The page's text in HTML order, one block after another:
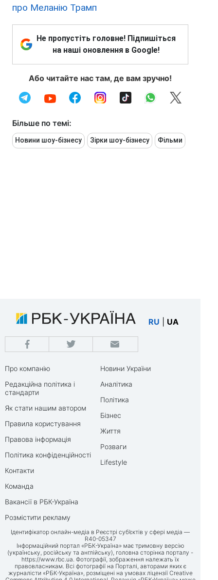
про Меланію Трамп
Не пропустіть головне! Підпишіться
на наші оновлення в Google!
Або читайте нас там, де вам зручно!
Більше по темі:
Новини шоу-бізнесу Зірки шоу-бізнесу Фільми
RU UA
Про компанію
Редакційна політика і
стандарти
Як стати нашим автором
Правила користування
Правова інформація
Політика конфіденційності
Контакти
Команда
Вакансії в РБК-Україна
Розмістити рекламу
Новини України
Аналітика
Політика
Бізнес
Життя
Розваги
Lifestyle
Ідентифікатор онлайн-медіа в Реєстрі суб’єктів у сфері медіа —
R40-05347
Інформаційний портал «РБК-Україна» має тримовну версію
(українську, російську та англійську), головна сторінка порталу -
https://www.rbc.ua. Фотографії, зображення належать їх
правовласникам. Всі фотографії на Порталі, авторами яких є
журналісти «РБК-Україна», розміщені на умовах ліцензії Creative